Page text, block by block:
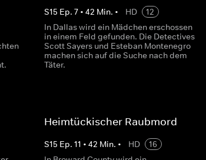
S15 Ep.7 •42 Min. • HD
12
In Dallas wird ein Mädchen erschossen
in einem Feld gefunden. Die Detectives
Scott Sayers und Esteban Montenegro
machen sich auf die Suche nach dem
Täter.
Heimtückischer Raubmord
S15 Ep.11 •42 Min. • HD
16